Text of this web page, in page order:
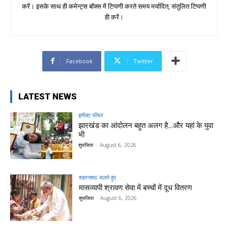
करें। इसके साथ ही कमेन्ट्स बॉक्स में टिप्पणी करते समय मर्यादित, संतुलित टिप्पणी
ही करें।
Facebook Twitter
LATEST NEWS
इम्पैक्ट फीचर
झारखंड का आंदोलन बहुत अलग है…और यहां के युवा
भी
शुभजिता - August 6, 2026
शहरनामा/ चलते हुए
मासव्यापी श्रावण सेवा में बच्चों में दूध वितरण
शुभजिता - August 6, 2026